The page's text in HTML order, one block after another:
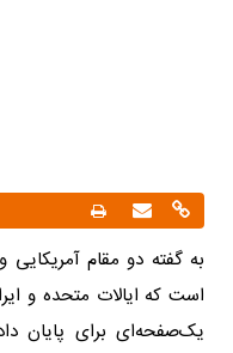
به گفته دو مقام آمریکایی
است که ایالات متحده و
یک‌صفحه‌ای برای پایان